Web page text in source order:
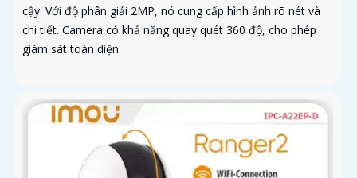
cậy. Với độ phân giải 2MP, nó cung cấp hình ảnh rõ nét và
chi tiết. Camera có khả năng quay quét 360 độ, cho phép
giám sát toàn diện